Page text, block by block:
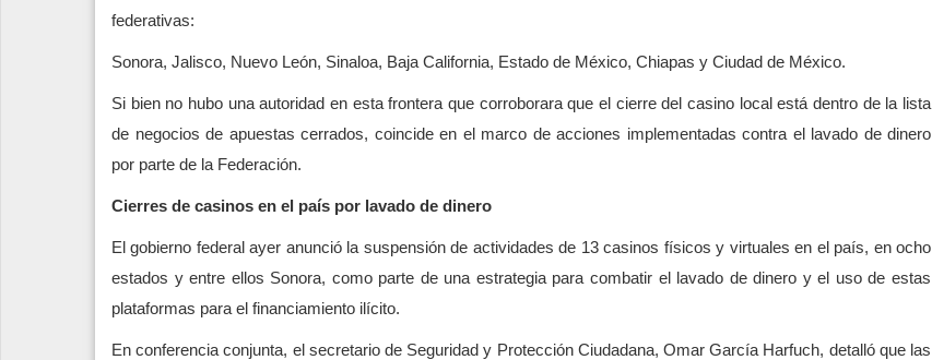
federativas:
Sonora, Jalisco, Nuevo León, Sinaloa, Baja California, Estado de México, Chiapas y Ciudad de México.
Si bien no hubo una autoridad en esta frontera que corroborara que el cierre del casino local está dentro de la lista
de negocios de apuestas cerrados, coincide en el marco de acciones implementadas contra el lavado de dinero
por parte de la Federación.
Cierres de casinos en el país por lavado de dinero
El gobierno federal ayer anunció la suspensión de actividades de 13 casinos físicos y virtuales en el país, en ocho
estados y entre ellos Sonora, como parte de una estrategia para combatir el lavado de dinero y el uso de estas
plataformas para el financiamiento ilícito.
En conferencia conjunta, el secretario de Seguridad y Protección Ciudadana, Omar García Harfuch, detalló que las